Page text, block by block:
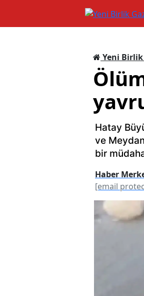
Yeni
Hatay
ve
bir
Haber
[email